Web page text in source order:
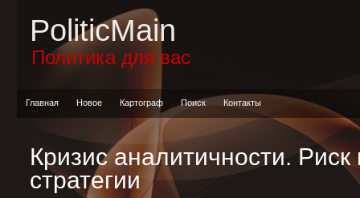
PoliticMain
Политика для вас
Главная Новое Картограф Поиск Контакты
Кризис аналитичности. Риск
стратегии